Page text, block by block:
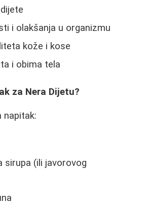
i olakšanja u organizmu
kože i kose
i obima tela
za Nera Dijetu?
napitak:
sirupa (ili javorovog